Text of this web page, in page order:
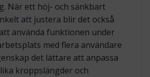
När ett höj- och sänkbart
att justera blir det också
använda funktionen under
med flera användare
det lättare att anpassa
kroppslängder och